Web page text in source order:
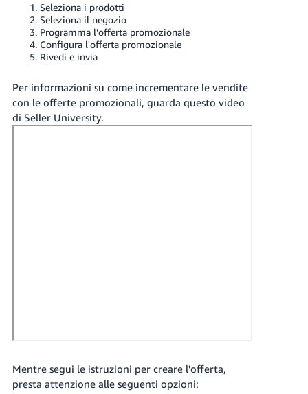
Seleziona i prodotti
Seleziona il negozio
Programma l'offerta promozionale
Configura l'offerta promozionale
Rivedi e invia
Per informazioni su come incrementare le vendite
con le offerte promozionali, guarda questo video
di Seller University.
Mentre segui le istruzioni per creare l'offerta,
presta attenzione alle seguenti opzioni: